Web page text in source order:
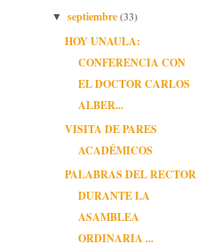
▼ septiembre(33)
HOY UNAULA:
CONFERENCIA CON
EL DOCTOR CARLOS
ALBER...
VISITA DE PARES
ACADÉMICOS
PALABRAS DEL RECTOR
DURANTE LA
ASAMBLEA
ORDINARIA ...